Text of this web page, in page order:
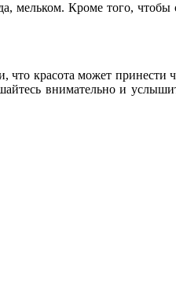
мельком. Кроме того,
что красота может принести
внимательно и